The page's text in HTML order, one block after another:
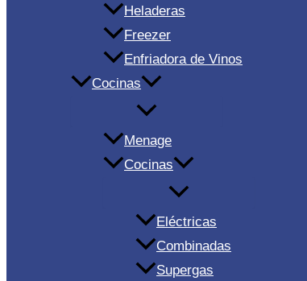
Heladeras
Freezer
Enfriadora de Vinos
Cocinas
Menage
Cocinas
Eléctricas
Combinadas
Supergas